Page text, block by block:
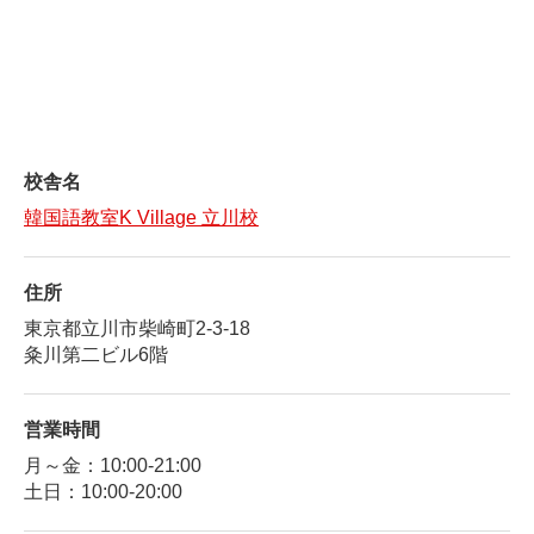
校舎名
韓国語教室K Village 立川校
住所
東京都立川市柴崎町2-3-18
粂川第二ビル6階
営業時間
月～金：10:00-21:00
土日：10:00-20:00